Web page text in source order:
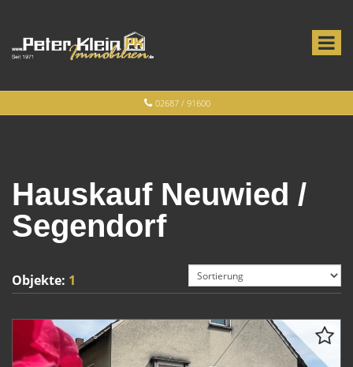
02687 / 91600
Hauskauf Neuwied /
Segendorf
Objekte: 1